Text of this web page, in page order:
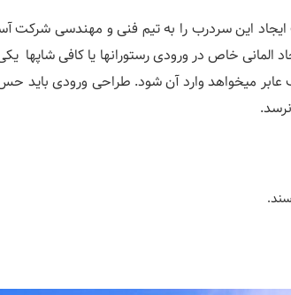
جناب آقای مهندس سهرابیان درسال 1391 درخواست ایجاد این
المانی خاص در ورودی رستورانها یا کافی
میخواهد وارد آن شود. طراحی ورودی باید